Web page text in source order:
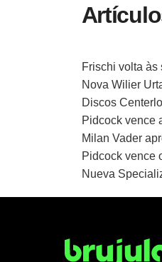
Frischi volta às
Nova Wilier
Discos
Pidcock vence
Milan Vader
Pidcock vence
Nueva